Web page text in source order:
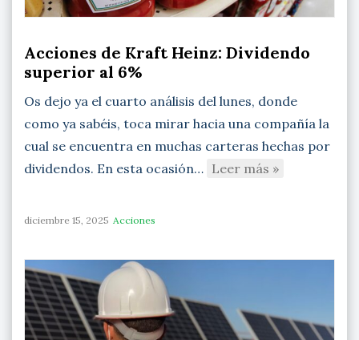
Acciones de Kraft Heinz: Dividendo
superior al 6%
Os dejo ya el cuarto análisis del lunes, donde
como ya sabéis, toca mirar hacia una compañía la
cual se encuentra en muchas carteras hechas por
dividendos. En esta ocasión… Leer más »
diciembre 15, 2025 Acciones